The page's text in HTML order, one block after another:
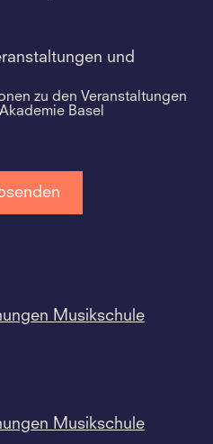
und
zu den Veranstaltungen
Basel
Musikschule
Musikschule